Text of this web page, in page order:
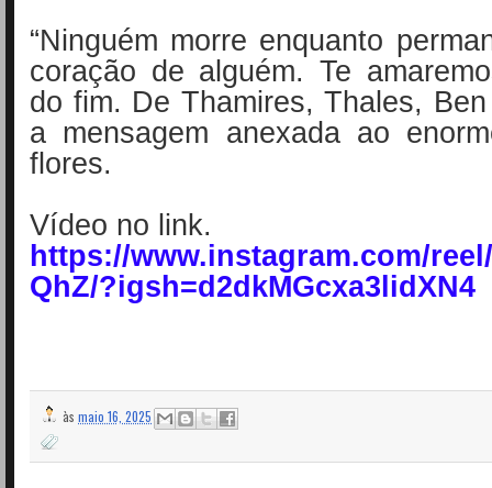
“Ninguém morre enquanto
coração de alguém. Te
do fim. De Thamires, Thales,
a mensagem anexada ao
flores.
Vídeo no link.
https://www.instagram.com/
QhZ/?igsh=d2dkMGcxa3lidXN4
às maio 16, 2025